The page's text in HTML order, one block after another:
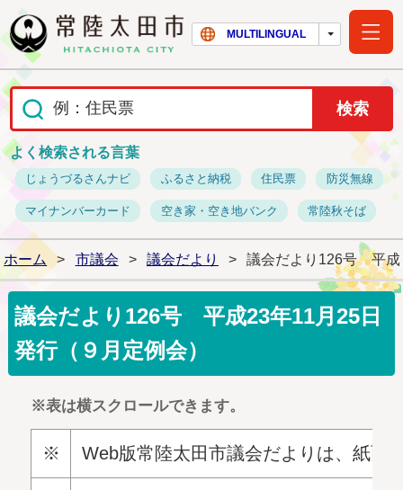
常陸太田市ホー
MULTILINGUAL
よく検索される言葉
じょうづるさんナビ ふるさと納税 住民票 防災無線
マイナンバーカード 空き家・空き地バンク 常陸秋そば
ホーム > 市議会 > 議会だより > 議会だより126号 平成
議会だより126号 平成23年11月25日
発行（９月定例会）
※表は横スクロールできます。
※ Web版常陸太田市議会だよりは、紙面